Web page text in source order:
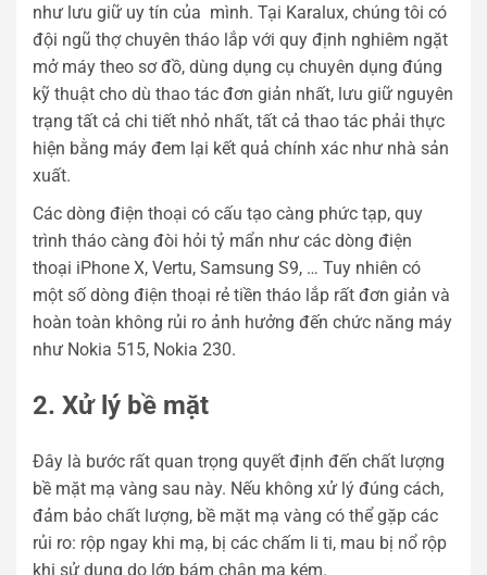
như lưu giữ uy tín của mình. Tại Karalux, chúng tôi có
đội ngũ thợ chuyên tháo lắp với quy định nghiêm ngặt
mở máy theo sơ đồ, dùng dụng cụ chuyên dụng đúng
kỹ thuật cho dù thao tác đơn giản nhất, lưu giữ nguyên
trạng tất cả chi tiết nhỏ nhất, tất cả thao tác phải thực
hiện bằng máy đem lại kết quả chính xác như nhà sản
xuất.
Các dòng điện thoại có cấu tạo càng phức tạp, quy
trình tháo càng đòi hỏi tỷ mẩn như các dòng điện
thoại iPhone X, Vertu, Samsung S9, … Tuy nhiên có
một số dòng điện thoại rẻ tiền tháo lắp rất đơn giản và
hoàn toàn không rủi ro ảnh hưởng đến chức năng máy
như Nokia 515, Nokia 230.
2. Xử lý bề mặt
Đây là bước rất quan trọng quyết định đến chất lượng
bề mặt mạ vàng sau này. Nếu không xử lý đúng cách,
đảm bảo chất lượng, bề mặt mạ vàng có thể gặp các
rủi ro: rộp ngay khi mạ, bị các chấm li ti, mau bị nổ rộp
khi sử dụng do lớp bám chân mạ kém.